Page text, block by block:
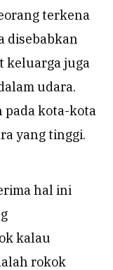
terkena
disebabkan
keluarga juga
udara.
kota-kota
yang tinggi.
hal ini
kalau
rokok